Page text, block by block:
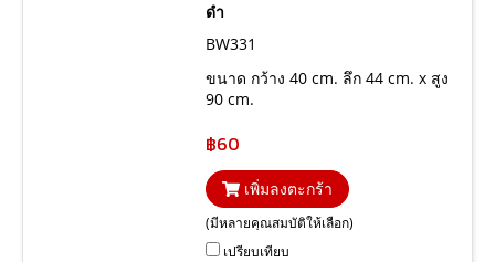
ดำ
BW331
ขนาด กว้าง 40 cm. ลึก 44 cm. x สูง
90 cm.
฿60
เพิ่มลงตะกร้า
(มีหลายคุณสมบัติให้เลือก)
เปรียบเทียบ